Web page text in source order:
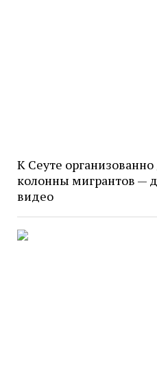
К Сеуте
колонны мигрантов —
видео